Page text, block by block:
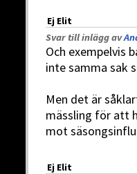
Ej Elit
Svar till inlägg av
Och exempelvis
inte samma sak
Men det är
mässling för att
mot
Ej Elit